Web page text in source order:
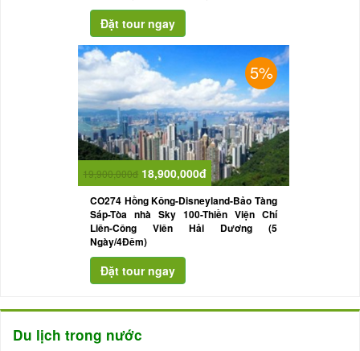
5%
19,900,000đ 18,900,000đ
CO274 Hồng Kông-Disneyland-Bảo Tàng
Sáp-Tòa nhà Sky 100-Thiền Viện Chí
Liên-Công Viên Hải Dương (5
Ngày/4Đêm)
Du lịch trong nước